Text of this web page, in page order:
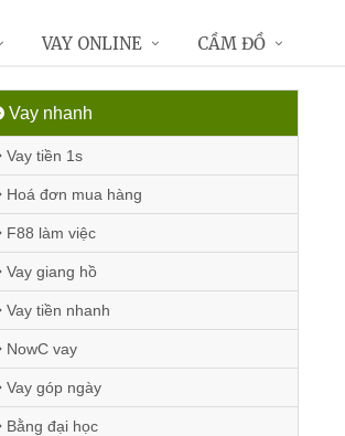
Vay nhanh
Vay tiền 1s
Hoá đơn mua hàng
F88 làm việc
Vay giang hồ
Vay tiền nhanh
NowC vay
Vay góp ngày
Bằng đại học
VAY ONLINE CẦM ĐỒ